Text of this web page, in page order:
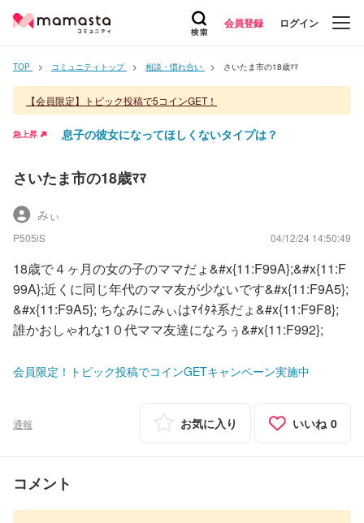
会員登録 ログイン
TOP コミュニティトップ 相談・慣れ合い さいたま市の18歳ﾏﾏ
【会員限定】トピック投稿で5コインGET！
急上昇 息子の彼女になってほしくないタイプは？
さいたま市の18歳ﾏﾏ
みぃ
P505iS 04/12/24 14:50:49
18歳で４ヶ月の女の子のママだょ&#x{11:F99A};&#x{11:F
99A};近くに同じ年代のママ友が少ないです&#x{11:F9A5};
&#x{11:F9A5}; ちなみにみぃはﾏｲﾀﾈ系だょ&#x{11:F9F8};
誰かおしゃれな1０代ママ友達になろぅ&#x{11:F992};
会員限定！トピック投稿でコインGETキャンペーン実施中
通報 お気に入り いいね 0
コメント